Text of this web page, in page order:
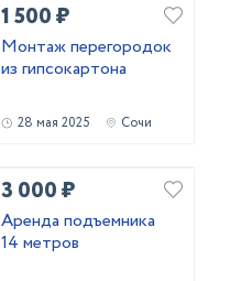
1 500 ₽
Монтаж перегородок
из гипсокартона
28 мая 2025 Сочи
3 000 ₽
Аренда подъемника
14 метров